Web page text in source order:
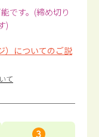
です。(締め切り
)
）についてのご説
て